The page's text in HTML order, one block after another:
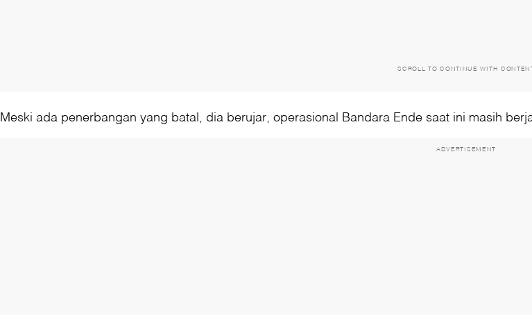
SCROLL TO CONTINUE WITH
Meski ada penerbangan yang batal, dia berujar, operasional Bandara Ende saat ini masih
ADVERTISEMENT